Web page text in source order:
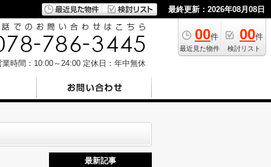
最終更新：2026年08月08日
00件
最近見た物件
00件
検討リスト
業時間：10:00～24:00 定休日：年中無休
最新記事